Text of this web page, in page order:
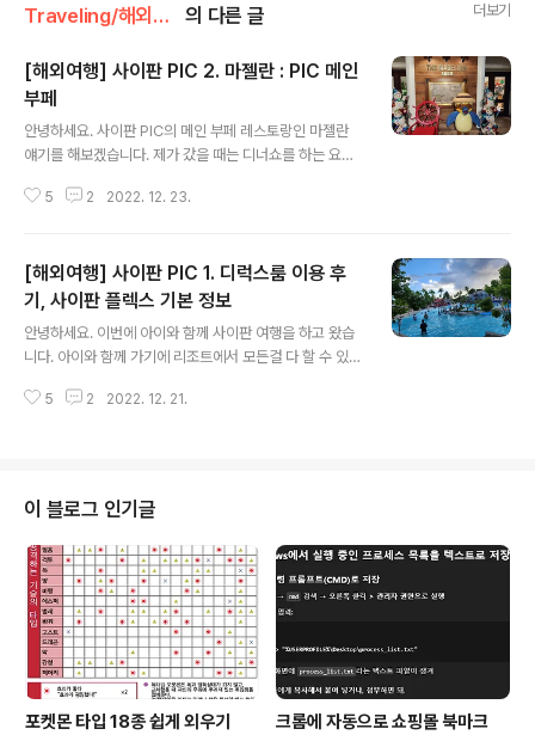
Traveling/해외여행 의 다른 글 더보기
[해외여행] 사이판 PIC 2. 마젤란 : PIC 메인
부페
안녕하세요. 사이판 PIC의 메인 부페 레스토랑인 마젤란
얘기를 해보겠습니다. 제가 갔을 때는 디너쇼를 하는 요일
는 곳이 마젤란 이었습니다. 제가 사이판 PIC에 처음 왔었
입고는 이용이 불가능한 곳이 되었어요... 점심 때 수영복
입고 이용하실 수 있는 곳은 더 갤리 인데요.. 스포 드리면...
그냥 간단하게 옷 갈아 입고 마젤란 오시는걸 추천 드립니
다. 자세한건 더 갤리 포스팅 할 때 설명 드릴게요. 방문객
금씩 바뀌어 3~4일 머물면 같은 음식 때문에 질릴 일은 없
5 2 2022. 12. 23.
[해외여행] 사이판 PIC 1. 디럭스룸 이용 후
기, 사이판 플렉스 기본 정보
안녕하세요. 이번에 아이와 함께 사이판 여행을 하고 왔습
니다. 아이와 함께 가기에 리조트에서 모든걸 다 할 수 있는
괌 / 사이판 PIC 였었는데 그 때 생각도 나고 해서요...ㅎㅎ)
~4박 정도 리조트 안에서만 보내기 딱 좋은 곳 입니다. 키
즈 클럽도 나름 잘 되어 있어 아이들도 심심하지 않게 지낼
수 있어요. 저는 이번에 디럭스룸으로 했어요. 방에서는 거
의 잠만 잘거라 굳이 비싼 방을 할 필요를 못 느꼈네요. 더
블 베드가 2개가 기본 입니다. 자녀 2명 해서 4..
5 2 2022. 12. 21.
이 블로그 인기글
포켓몬 타입 18종 쉽게 외우기
크롬에 자동으로 쇼핑몰 북마크